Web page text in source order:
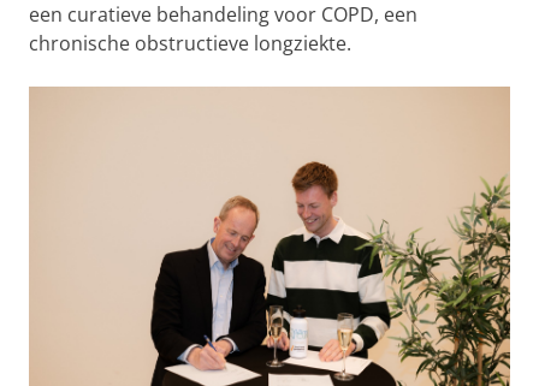
een curatieve behandeling voor COPD, een
chronische obstructieve longziekte.